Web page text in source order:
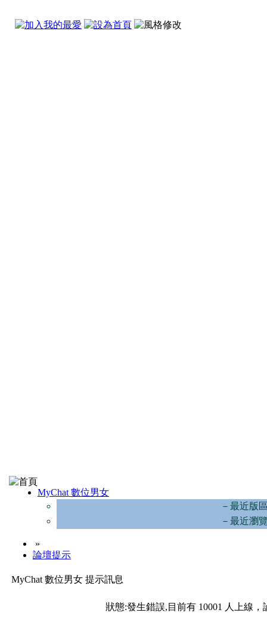
MyChat 數位男女
－最近版
－最近瀏
»
論壇提示
MyChat 數位男女 提示訊息
狀態:發生錯誤,目前有 10001 人上線